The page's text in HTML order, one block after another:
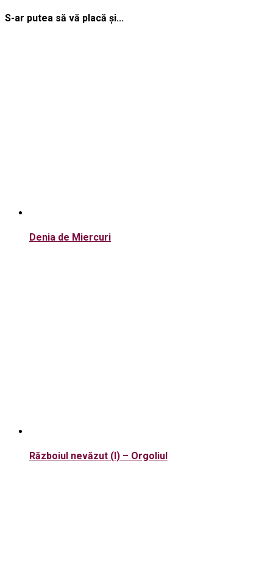
S-ar putea să vă placă și...
Denia de Miercuri
Războiul nevăzut (I) – Orgoliul